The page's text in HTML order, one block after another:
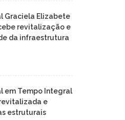
Graciela Elizabete
revitalização e
da infraestrutura
em Tempo Integral
e
estruturais